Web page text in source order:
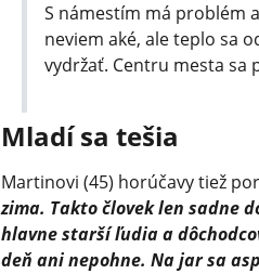
S námestím má problém
neviem aké, ale teplo sa
vydržať. Centru mesta sa
Mladí sa tešia
Martinovi (45) horúčavy tiež
zima. Takto človek len sadne
hlavne starší ľudia a
deň ani nepohne. Na jar sa